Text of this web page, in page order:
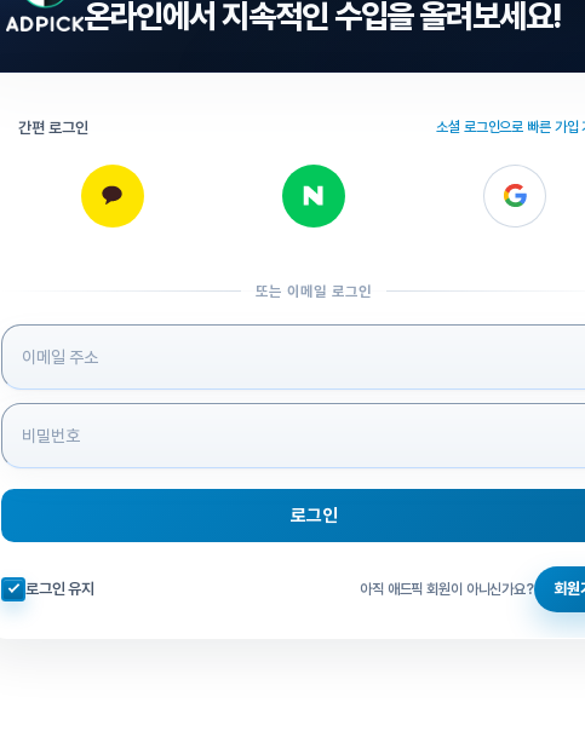
온라인에서 지속적인 수입을 올려보세요!
간편 로그인 소셜 로그인으로 빠른 가입
또는 이메일 로그인
로그인 정보 입력
로그인
자동로그인 체크
로그인 유지 아직 애드픽 회원이 아니신가요? 회원